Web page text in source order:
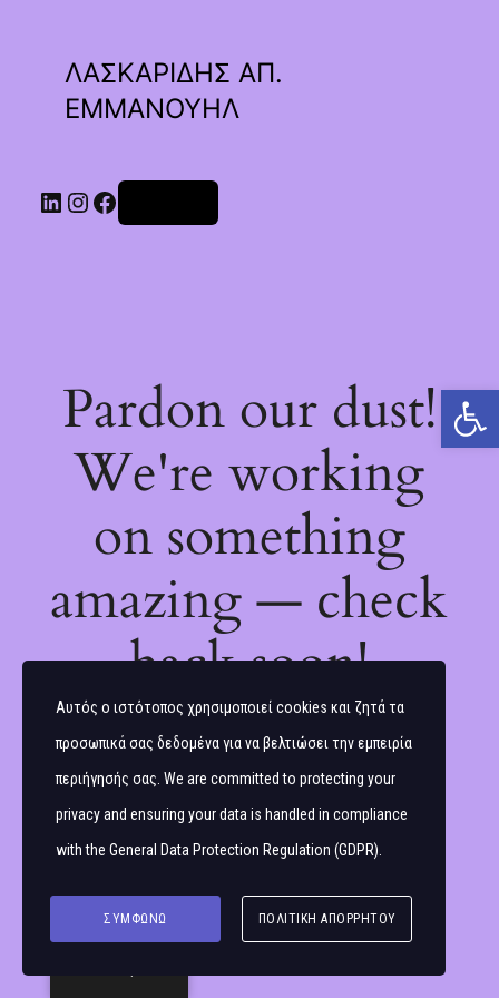
Ανοίξτε τη γραμμή εργαλείων
ΛΑΣΚΑΡΙΔΗΣ ΑΠ.
ΕΜΜΑΝΟΥΗΛ
Linkedin
Instagram
Facebook
Pardon our dust!
We're working
on something
amazing — check
back soon!
Αυτός ο ιστότοπος χρησιμοποιεί cookies και ζητά τα
προσωπικά σας δεδομένα για να βελτιώσει την εμπειρία
περιήγησής σας. We are committed to protecting your
privacy and ensuring your data is handled in compliance
with the General Data Protection Regulation (GDPR)
ΣΥΜΦΩΝΏ ΠΟΛΙΤΙΚΉ ΑΠΟΡΡΉΤΟΥ